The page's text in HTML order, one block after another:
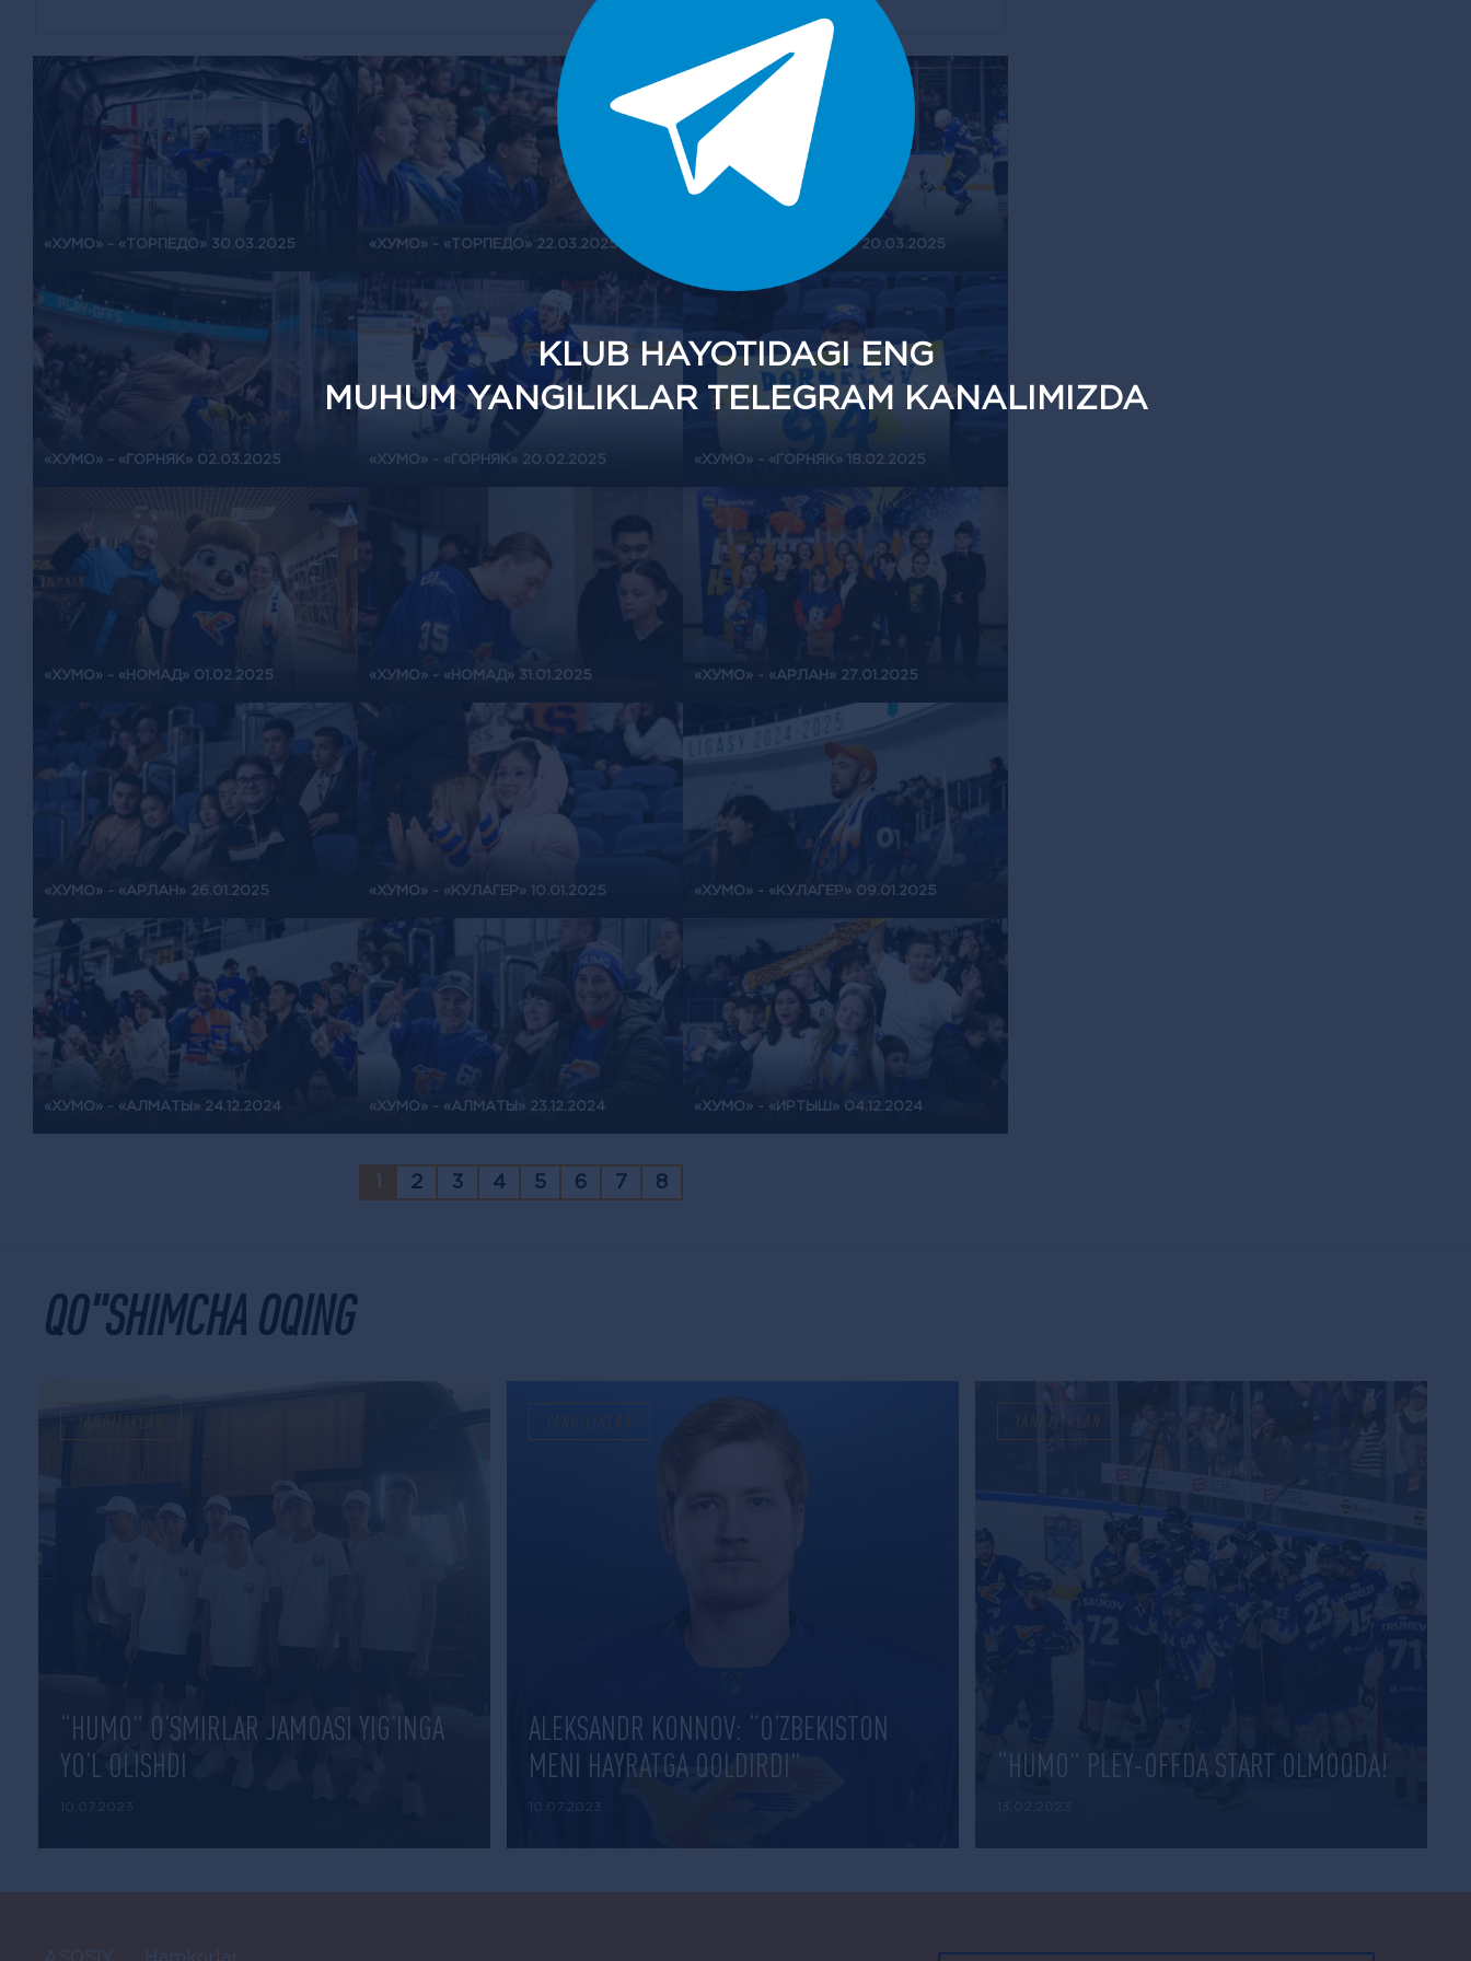
«ХУМО» - «ТОРПЕДО» 30.03.2025 «ХУМО» - «ТОРПЕДО» 22.03.2025 «ХУМО» - «ТОРПЕДО» 20.03.2025
«ХУМО» - «ГОРНЯК» 02.03.2025 «ХУМО» - «ГОРНЯК» 20.02.2025 «ХУМО» - «ГОРНЯК» 18.02.2025
«ХУМО» - «НОМАД» 01.02.2025 «ХУМО» - «НОМАД» 31.01.2025 «ХУМО» - «АРЛАН» 27.01.2025
«ХУМО» - «АРЛАН» 26.01.2025 «ХУМО» - «КУЛАГЕР» 10.01.2025 «ХУМО» - «КУЛАГЕР» 09.01.2025
«ХУМО» - «АЛМАТЫ» 24.12.2024 «ХУМО» - «АЛМАТЫ» 23.12.2024 «ХУМО» - «ИРТЫШ» 04.12.2024
1 2 3 4 5 6 7 8
QO"SHIMCHA OQING
YANGILIKLAR
“HUMO” O‘SMIRLAR JAMOASI YIG‘INGA
YO‘L OLISHDI
10.07.2023
YANGILIKLAR
ALEKSANDR KONNOV: “O‘ZBEKISTON
MENI HAYRATGA QOLDIRDI”
10.07.2023
YANGILIKLAR
“HUMO” PLEY-OFFDA START OLMOQDA!
KLUB HAYOTIDAGI ENG
MUHUM YANGILIKLAR TELEGRAM KANALIMIZDA